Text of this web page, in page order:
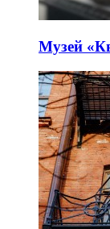
Музей